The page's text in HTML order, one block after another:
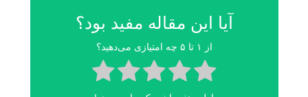
آیا این مقاله مفید بود؟
از ۱ تا ۵ چه امتیازی می‌دهید؟